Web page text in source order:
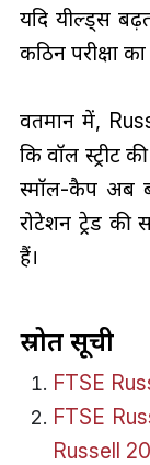
यदि यील्ड्स
कठिन परीक्षा
वर्तमान में,
कि वॉल स्ट्रीट
स्मॉल-कैप अब
रोटेशन ट्रेड
हैं।
स्रोत सूची
FTSE
FTSE
Russell